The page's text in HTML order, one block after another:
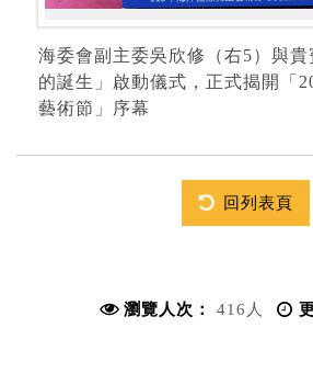
海委會副主委吳欣修（右5）與
的誕生」啟動儀式，正式揭開「
藝術節」序幕
回列表頁
瀏覽人次： 416人